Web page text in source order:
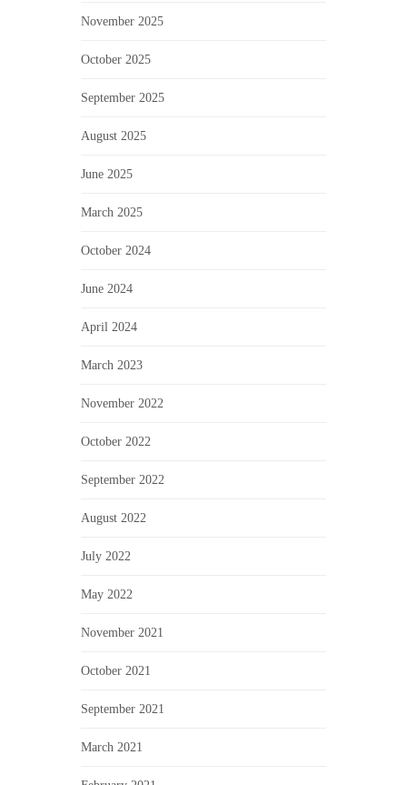
November 2025
October 2025
September 2025
August 2025
June 2025
March 2025
October 2024
June 2024
April 2024
March 2023
November 2022
October 2022
September 2022
August 2022
July 2022
May 2022
November 2021
October 2021
September 2021
March 2021